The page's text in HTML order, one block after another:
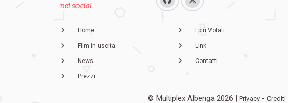
nei social
Home
Film in uscita
News
Prezzi
I più Votati
Link
Contatti
© Multiplex Albenga 2026 |Privacy -Crediti